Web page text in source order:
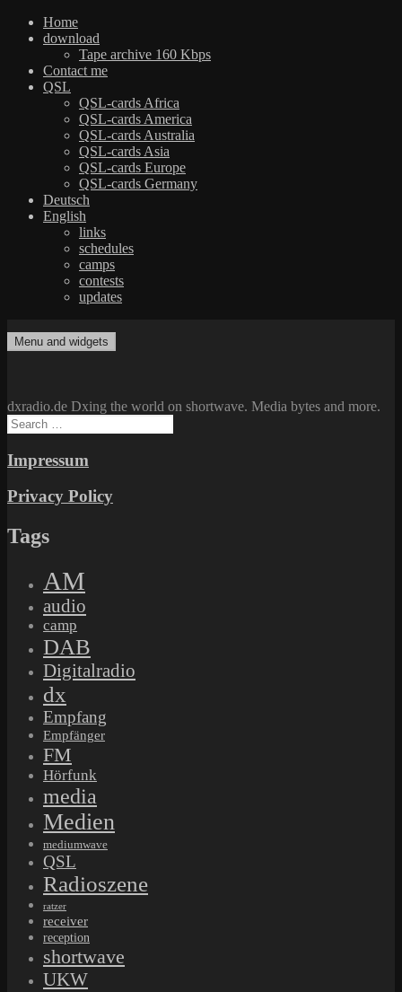
Home
download
Tape archive 160 Kbps
Contact me
QSL
QSL-cards Africa
QSL-cards America
QSL-cards Australia
QSL-cards Asia
QSL-cards Europe
QSL-cards Germany
Deutsch
English
links
schedules
camps
contests
updates
to
dxradio.de
DXing the world on shortwave
Menu and widgets
dxradio.de Dxing the world on shortwave. Media bytes and more.
Search
for:
Impressum
Privacy Policy
Tags
AM
audio
camp
DAB
Digitalradio
dx
Empfang
Empfänger
FM
Hörfunk
media
Medien
mediumwave
QSL
Radioszene
ratzer
receiver
reception
shortwave
UKW